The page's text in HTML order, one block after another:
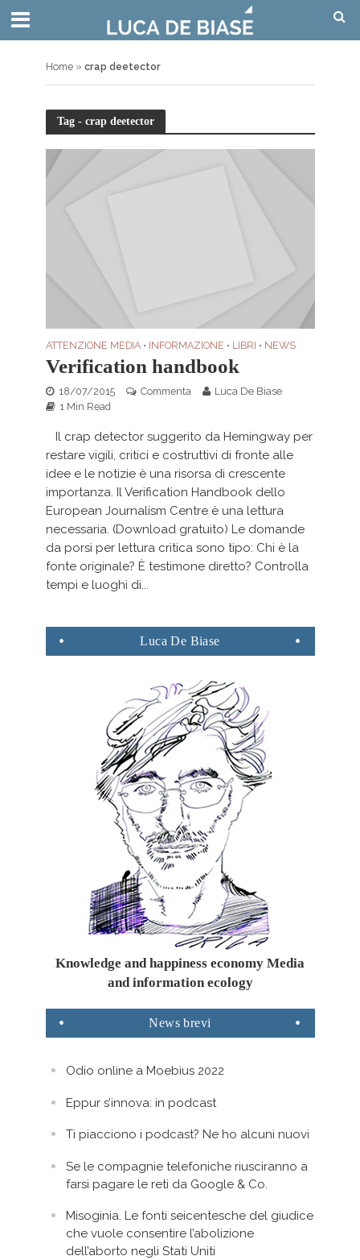
Home» crap deetector
Tag - crap deetector
ATTENZIONE MEDIA • INFORMAZIONE • LIBRI • NEWS
Verification handbook
18/07/2015 Commenta
Luca De Biase
1 Min Read
Il crap detector suggerito da Hemingway per
restare vigili, critici e costruttivi di fronte alle
idee e le notizie è una risorsa di crescente
importanza. Il Verification Handbook dello
European Journalism Centre è una lettura
necessaria. (Download gratuito) Le domande
da porsi per lettura critica sono tipo: Chi è la
fonte originale? È testimone diretto? Controlla
tempi e luoghi di...
Luca De Biase
Knowledge and happiness economy Media
and information ecology
News brevi
Odio online a Moebius 2022
Eppur s’innova: in podcast
Ti piacciono i podcast? Ne ho alcuni nuovi
Se le compagnie telefoniche riusciranno a
farsi pagare le reti da Google & Co.
Misoginia. Le fonti seicentesche del giudice
che vuole consentire l’abolizione
dell’aborto negli Stati Uniti